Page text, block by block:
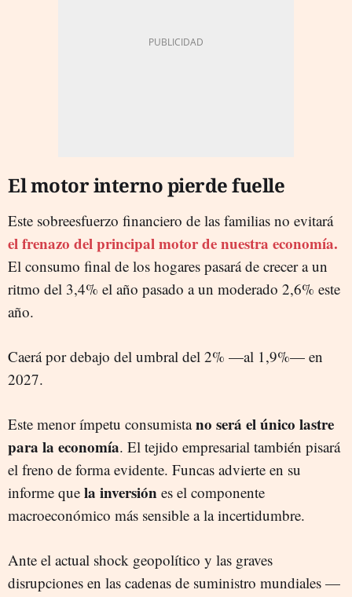
El motor interno pierde fuelle
Este sobreesfuerzo financiero de las familias no evitará
el frenazo del principal motor de nuestra economía.
El consumo final de los hogares pasará de crecer a un
ritmo del 3,4% el año pasado a un moderado 2,6% este
año.
Caerá por debajo del umbral del 2% —al 1,9%— en
2027.
Este menor ímpetu consumistano será el único lastre
para la economía. El tejido empresarial también pisará
el freno de forma evidente. Funcas advierte en su
informe que la inversión es el componente
macroeconómico más sensible a la incertidumbre.
Ante el actual shock geopolítico y las graves
disrupciones en las cadenas de suministro mundiales —